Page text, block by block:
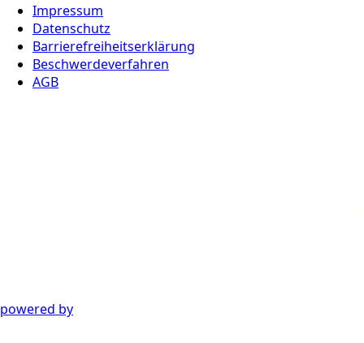
Impressum
Datenschutz
Barrierefreiheitserklärung
Beschwerdeverfahren
AGB
powered by